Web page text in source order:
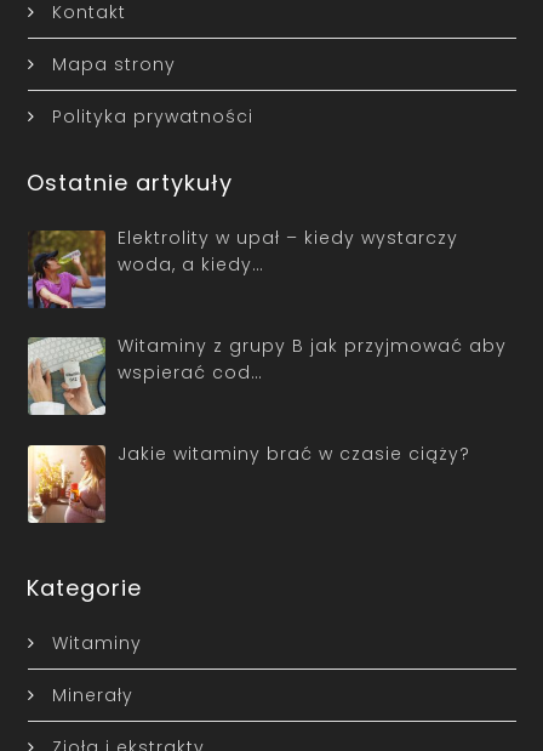
Kontakt
Mapa strony
Polityka prywatności
Ostatnie artykuły
Elektrolity w upał – kiedy wystarczy
woda, a kiedy…
Witaminy z grupy B jak przyjmować aby
wspierać cod…
Jakie witaminy brać w czasie ciąży?
Kategorie
Witaminy
Minerały